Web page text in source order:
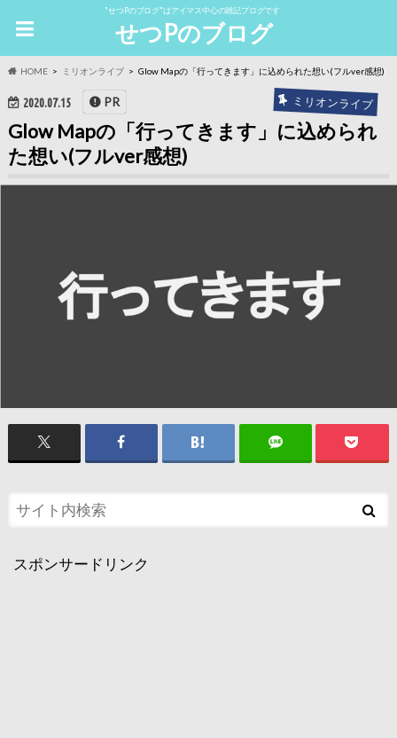
"せつPのブログ"はアイマス中心の雑記ブログです
せつPのブログ
HOME ミリオンライブ Glow Mapの「行ってきます」に込められた想い(フルver感想)
2020.07.15 ミリオンライブ
PR
Glow Mapの「行ってきます」に込められ
た想い(フルver感想)
スポンサードリンク